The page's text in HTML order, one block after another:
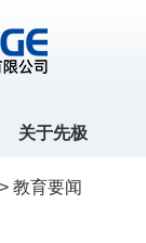
关于先极
教育要闻